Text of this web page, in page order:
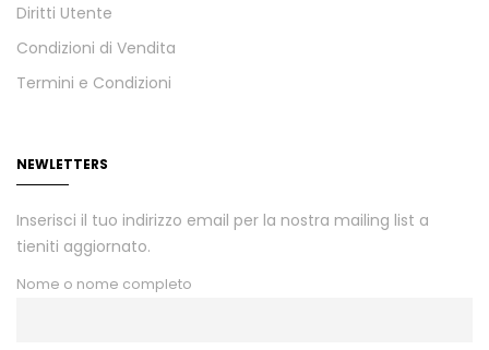
Diritti Utente
Condizioni di Vendita
Termini e Condizioni
NEWLETTERS
Inserisci il tuo indirizzo email per la nostra mailing list a
tieniti aggiornato.
Nome o nome completo